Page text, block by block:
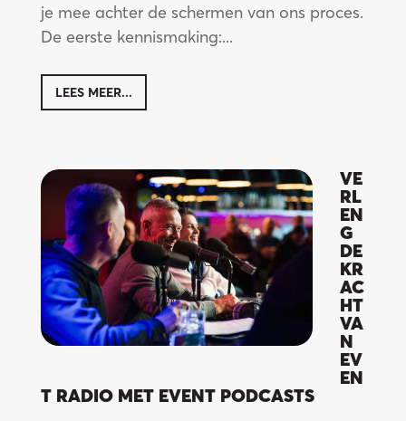
je mee achter de schermen van ons proces.
De eerste kennismaking:...
LEES MEER...
VE
RL
EN
G
DE
KR
AC
HT
VA
N
EV
EN
T RADIO MET EVENT PODCASTS